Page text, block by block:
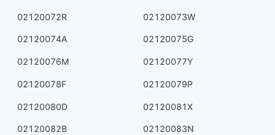
02120072R 02120073W
02120074A 02120075G
02120076M 02120077Y
02120078F 02120079P
02120080D 02120081X
02120082B 02120083N